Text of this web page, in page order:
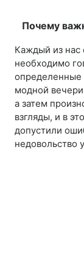
Почему
Каждый из нас
необходимо
определенные
модной
а затем
взгляды, и в
допустили
недовольство